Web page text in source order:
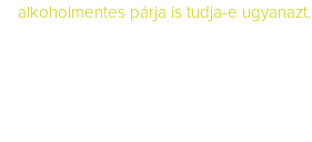
alkoholmentes párja is tudja-e ugyanazt.